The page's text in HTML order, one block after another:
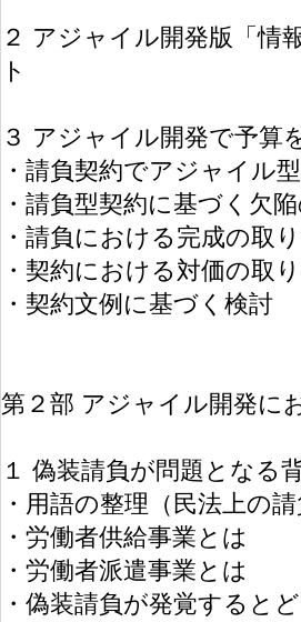
２ アジャイル開発版「情
ト
３ アジャイル開発で予算
・請負契約でアジャイル
・請負型契約に基づく欠
・請負における完成の取
・契約における対価の取
・契約文例に基づく検討
第２部 アジャイル開発に
１ 偽装請負が問題となる
・用語の整理（民法上の
・労働者供給事業とは
・労働者派遣事業とは
・偽装請負が発覚すると